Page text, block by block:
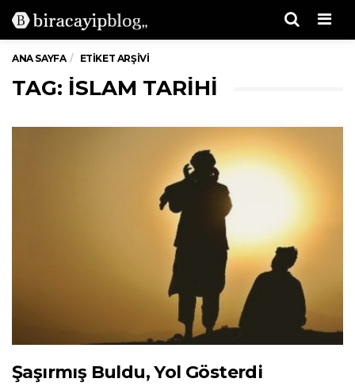
ANA SAYFA ETIKET ARŞIVI
TAG: ISLAM TARIHI
Şaşırmış Buldu, Yol Gösterdi